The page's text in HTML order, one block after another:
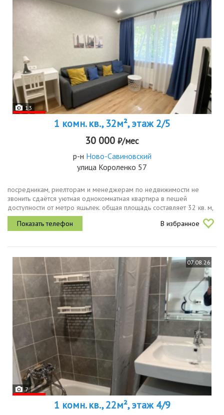
13
1 комн. кв., 32м², этаж 2/5
30 000 ₽/мес
р-н Ново-Савиновский
улица Короленко 57
посредникам, риелторам и менеджерам по недвижимости не
звонить сдаётся уютная однокомнатная квартира в пешей
доступности от метро яшьлек. общая площадь составляет 32 кв. м,
из которых 18 кв. м жилая комната и 6 кв. м кухня. квартира
расположена на...
В избранное
07.08.26
7
1 комн. кв., 22м², этаж 4/9